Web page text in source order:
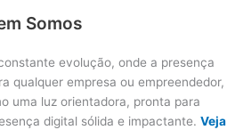
Somos
evolução, onde a presença
qualquer empresa ou empreendedor,
uma luz orientadora, pronta para
digital sólida e impactante. Veja